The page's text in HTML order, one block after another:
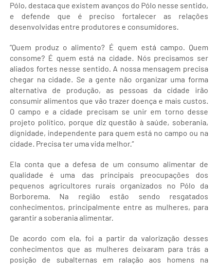
Pólo, destaca que existem avanços do Pólo nesse sentido,
e defende que é preciso fortalecer as relações
desenvolvidas entre produtores e consumidores.
“Quem produz o alimento? É quem está campo. Quem
consome? É quem está na cidade. Nós precisamos ser
aliados fortes nesse sentido. A nossa mensagem precisa
chegar na cidade. Se a gente não organizar uma forma
alternativa de produção, as pessoas da cidade irão
consumir alimentos que vão trazer doença e mais custos.
O campo e a cidade precisam se unir em torno desse
projeto político, porque diz questão à saúde, soberania,
dignidade, independente para quem está no campo ou na
cidade. Precisa ter uma vida melhor.”
Ela conta que a defesa de um consumo alimentar de
qualidade é uma das principais preocupações dos
pequenos agricultores rurais organizados no Pólo da
Borborema. Na região estão sendo resgatados
conhecimentos, principalmente entre as mulheres, para
garantir a soberania alimentar.
De acordo com ela, foi a partir da valorização desses
conhecimentos que as mulheres deixaram para trás a
posição de subalternas em ralação aos homens na